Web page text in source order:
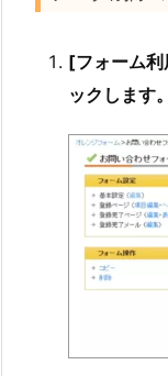
[フォーム
ックします。